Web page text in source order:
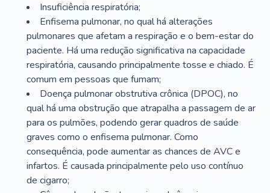
Insuficiência respiratória;
Enfisema pulmonar, no qual há alterações
pulmonares que afetam a respiração e o bem-estar do
paciente. Há uma redução significativa na capacidade
respiratória, causando principalmente tosse e chiado. É
comum em pessoas que fumam;
Doença pulmonar obstrutiva crônica (DPOC), no
qual há uma obstrução que atrapalha a passagem de ar
para os pulmões, podendo gerar quadros de saúde
graves como o enfisema pulmonar. Como
consequência, pode aumentar as chances de AVC e
infartos. É causada principalmente pelo uso contínuo
de cigarro;